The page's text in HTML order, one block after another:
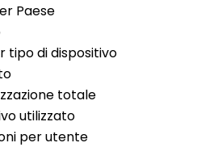
Paese
tipo di dispositivo
totale
utilizzato
per utente